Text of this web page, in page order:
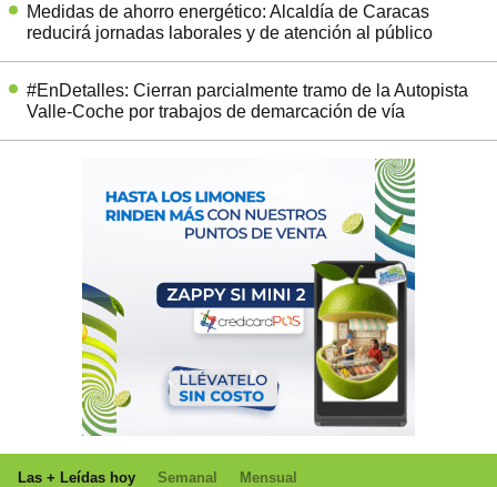
Medidas de ahorro energético: Alcaldía de Caracas
reducirá jornadas laborales y de atención al público
#EnDetalles: Cierran parcialmente tramo de la Autopista
Valle-Coche por trabajos de demarcación de vía
Las + Leídas hoy Semanal Mensual